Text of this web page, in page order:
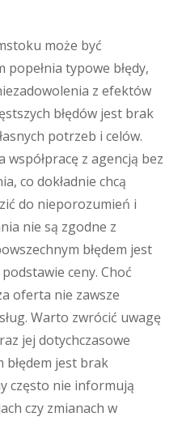
może być
typowe błędy,
z efektów
błędów jest brak
potrzeb i celów.
współpracę z agencją bez
co dokładnie chcą
do nieporozumień i
nie są zgodne z
błędem jest
ceny. Choć
oferta nie zawsze
Warto zwrócić uwagę
jej dotychczasowe
jest brak
często nie informują
czy zmianach w